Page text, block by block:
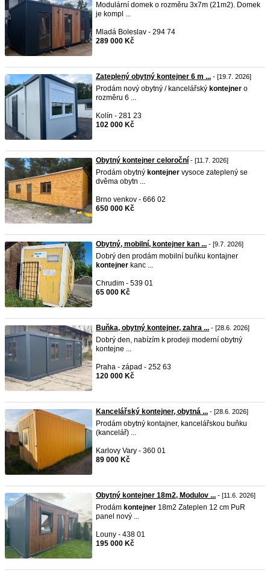
Modulární domek o rozměru 3x7m (21m2). Domek
je kompl ...
Mladá Boleslav - 294 74
289 000 Kč
Zateplený obytný kontejner 6 m ... - [19.7. 2026]
Prodám nový obytný / kancelářský kontejner o
rozměru 6 ...
Kolín - 281 23
102 000 Kč
Obytný kontejner celoroční - [11.7. 2026]
Prodám obytný kontejner vysoce zateplený se
dvěma obytn ...
Brno venkov - 666 02
650 000 Kč
Obytný, mobilní, kontejner kan ... - [9.7. 2026]
Dobrý den prodám mobilní buňku kontajner
kontejner kanc ...
Chrudim - 539 01
65 000 Kč
Buňka, obytný kontejner, zahra ... - [28.6. 2026]
Dobrý den, nabízím k prodeji moderní obytný
kontejne ...
Praha - západ - 252 63
120 000 Kč
Kancelářský kontejner, obytná ... - [28.6. 2026]
Prodám obytný kontajner, kancelářskou buňku
(kancelář) ...
Karlovy Vary - 360 01
89 000 Kč
Obytný kontejner 18m2, Modulov ... - [11.6. 2026]
Prodám kontejner 18m2 Zateplen 12 cm PuR
panel nový ...
Louny - 438 01
195 000 Kč